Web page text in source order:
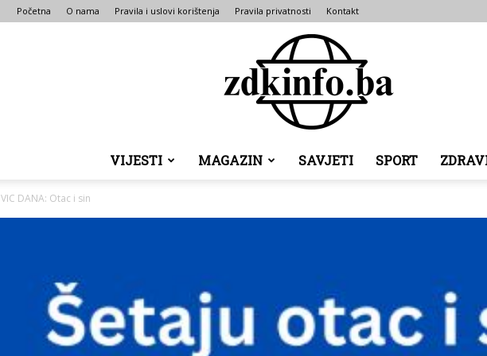
Početna O nama Pravila i uslovi korištenja Pravila privatnosti Kontakt
INFO
VIJESTI MAGAZIN SAVJETI SPORT
VIC DANA: Otac i sin